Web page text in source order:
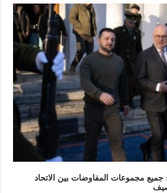
جميع مجموعات المفاوضات بين الاتحاد